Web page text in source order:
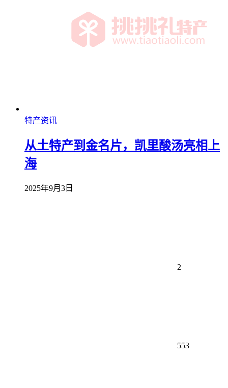
特产资讯
从土特产到金名片，凯里酸汤亮相上
海
2025年9月3日
2
553